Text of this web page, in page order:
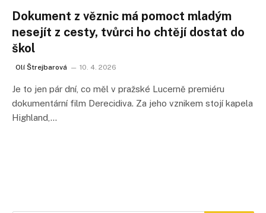
Dokument z věznic má pomoct mladým
nesejít z cesty, tvůrci ho chtějí dostat do
škol
Olí Štrejbarová 10. 4. 2026
Je to jen pár dní, co měl v pražské Lucerně premiéru
dokumentární film Derecidiva. Za jeho vznikem stojí kapela
Highland,…